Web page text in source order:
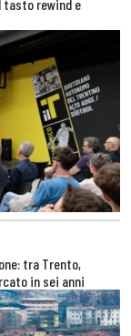
tasto rewind e
tra Trento,
in sei anni